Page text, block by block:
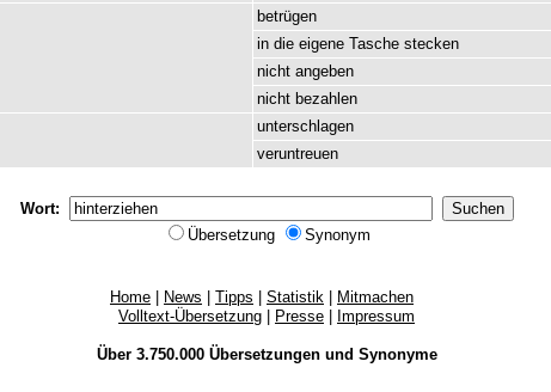
betrügen
in die eigene Tasche stecken
nicht angeben
nicht bezahlen
unterschlagen
veruntreuen
Wort:
Übersetzung
Synonym
Home News Tipps Statistik
Mitmachen
Volltext-Übersetzung
Presse Impressum
Über 3.750.000 Übersetzungenund Synonyme